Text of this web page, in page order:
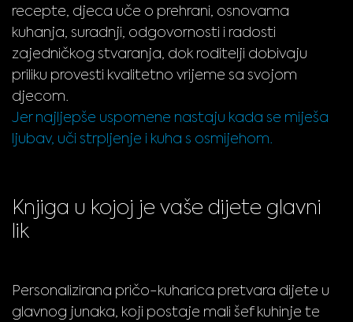
recepte, djeca uče o prehrani, osnovama
kuhanja, suradnji, odgovornosti i radosti
zajedničkog stvaranja, dok roditelji dobivaju
priliku provesti kvalitetno vrijeme sa svojom
djecom.
Jer najljepše uspomene nastaju kada se miješa
ljubav, uči strpljenje i kuha s osmijehom.
Knjiga u kojoj je vaše dijete glavni
lik
Personalizirana pričo-kuharica pretvara dijete u
glavnog junaka, koji postaje mali šef kuhinje te